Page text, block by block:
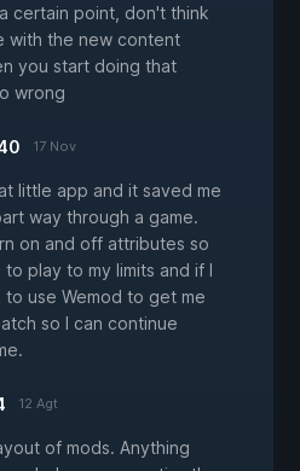
certain point, don't think
with the new content
you start doing that
wrong
17 Nov
little app and it saved me
way through a game.
on and off attributes so
to play to my limits and if I
use Wemod to get me
so I can continue
12 Agt
of mods. Anything